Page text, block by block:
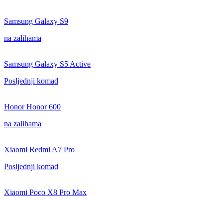
Samsung Galaxy S9
na zalihama
Samsung Galaxy S5 Active
Posljednji komad
Honor Honor 600
na zalihama
Xiaomi Redmi A7 Pro
Posljednji komad
Xiaomi Poco X8 Pro Max